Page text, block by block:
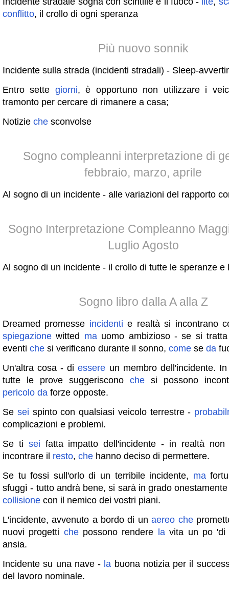
conflitto, il crollo di ogni speranza
Più nuovo sonnik
Incidente sulla strada (incidenti stradali) - Sleep-
Entro sette giorni, è opportuno non utilizzare i
tramonto per cercare di rimanere a casa;
Notizie che sconvolse
Sogno compleanni interpretazione di
febbraio, marzo, aprile
Al sogno di un incidente - alle variazioni del rapporto
Sogno Interpretazione Compleanno
Luglio Agosto
Al sogno di un incidente - il crollo di tutte le speranze e
Sogno libro dalla A alla Z
Dreamed promesse incidenti e realtà si incontrano
spiegazione witted mauomo ambizioso - se si tratta
eventi che si verificano durante il sonno, come se da
Un'altra cosa - diessere un membro dell'incidente.
tutte le prove suggeriscono che si possono
pericolo da forze opposte.
Se sei spinto con qualsiasi veicolo terrestre -
complicazioni e problemi.
Se ti sei fatta impatto dell'incidente - in realtà
incontrare il resto, che hanno deciso di permettere.
Se tu fossi sull'orlo di un terribile incidente, ma
sfuggì - tutto andrà bene, si sarà in grado
collisione con il nemico dei vostri piani.
L'incidente, avvenuto a bordo di unaereo che
nuovi progetti chepossono rendere lavita un po 'di
ansia.
Incidente su una nave - la buona notizia per il
del lavoro nominale.